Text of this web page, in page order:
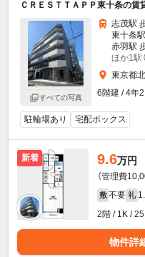
ＣＲＥＳＴＴＡＰＰ東十条の賃
すべての写真
志茂駅
東十条
赤羽駅
ほか1駅
東京都
6階建 / 4年
駐輪場あり 宅配ボックス
新着 9.6万円
（管理費
敷 不要 礼
2階 / 1K /
物件詳